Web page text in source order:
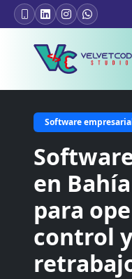
Software
en
para
control